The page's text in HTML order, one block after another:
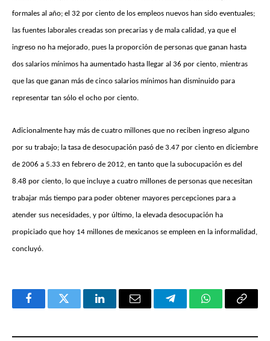
formales al año; el 32 por ciento de los empleos nuevos han sido eventuales;
las fuentes laborales creadas son precarias y de mala calidad, ya que el
ingreso no ha mejorado, pues la proporción de personas que ganan hasta
dos salarios mínimos ha aumentado hasta llegar al 36 por ciento, mientras
que las que ganan más de cinco salarios mínimos han disminuido para
representar tan sólo el ocho por ciento.
Adicionalmente hay más de cuatro millones que no reciben ingreso alguno
por su trabajo; la tasa de desocupación pasó de 3.47 por ciento en diciembre
de 2006 a 5.33 en febrero de 2012, en tanto que la subocupación es del
8.48 por ciento, lo que incluye a cuatro millones de personas que necesitan
trabajar más tiempo para poder obtener mayores percepciones para a
atender sus necesidades, y por último, la elevada desocupación ha
propiciado que hoy 14 millones de mexicanos se empleen en la informalidad,
concluyó.
FacebookTwitter LinkedInEmail TelegramWhatsApp
Copy